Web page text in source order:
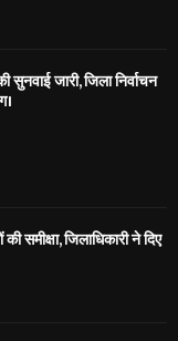
जारी, जिला निर्वाचन
समीक्षा, जिलाधिकारी ने दिए